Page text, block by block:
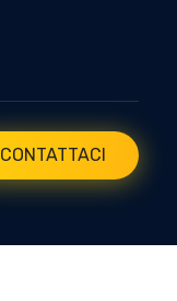
CONTATTACI